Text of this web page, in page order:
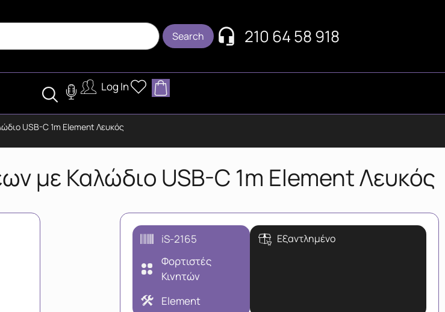
210 64 58 918
Log In
USB-C 1m Element Λευκός
με Καλώδιο USB-C 1m Element Λευκός
iS-2165
Φορτιστές
Κινητών
Element
Εξαντλημένο